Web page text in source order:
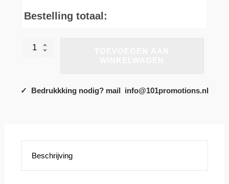
Bestelling totaal:
Mister
Hoody
aantal
✓ Bedrukkking nodig? mail info@101promotions.nl
Beschrijving